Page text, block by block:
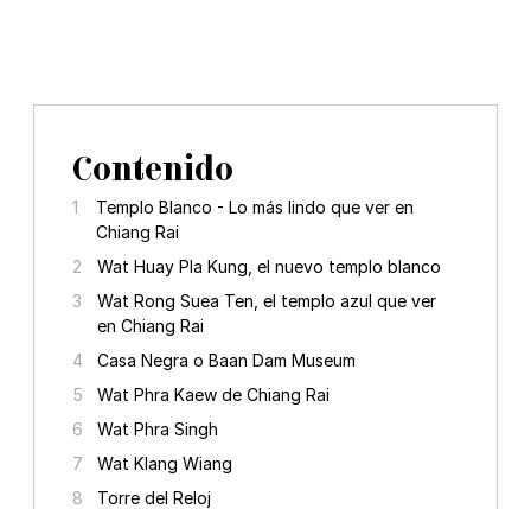
Contenido
Templo Blanco - Lo más lindo que ver en
Chiang Rai
Wat Huay Pla Kung, el nuevo templo blanco
Wat Rong Suea Ten, el templo azul que ver
en Chiang Rai
Casa Negra o Baan Dam Museum
Wat Phra Kaew de Chiang Rai
Wat Phra Singh
Wat Klang Wiang
Torre del Reloj